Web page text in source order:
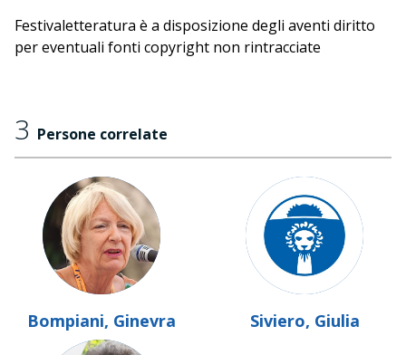
Festivaletteratura è a disposizione degli aventi diritto
per eventuali fonti copyright non rintracciate
3 Persone correlate
Bompiani, Ginevra Siviero, Giulia